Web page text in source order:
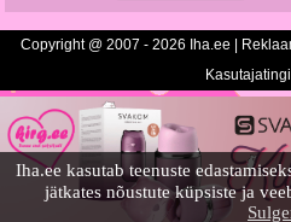
Iha.ee kasutab teenuste
jätkates nõustute küpsiste ja
Copyright @ 2007 - 2026 Iha.ee |